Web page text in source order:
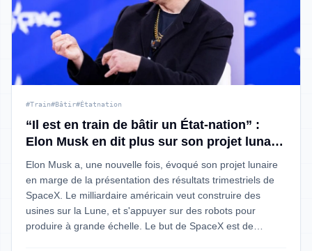
#Train#Bâtir#Étatnation
“Il est en train de bâtir un État-nation” :
Elon Musk en dit plus sur son projet lunaire
pour SpaceX
Elon Musk a, une nouvelle fois, évoqué son projet lunaire
en marge de la présentation des résultats trimestriels de
SpaceX. Le milliardaire américain veut construire des
usines sur la Lune, et s'appuyer sur des robots pour
produire à grande échelle. Le but de SpaceX est de